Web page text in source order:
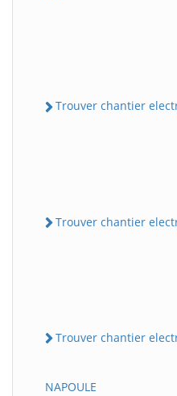
Trouver chantier
Trouver chantier
Trouver chantier
NAPOULE